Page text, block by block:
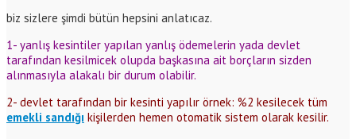
biz sizlere şimdi bütün hepsini anlatıcaz.
1- yanlış kesintiler yapılan yanlış ödemelerin yada devlet
tarafından kesilmicek olupda başkasına ait borçların sizden
alınmasıyla alakalı bir durum olabilir.
2- devlet tarafından bir kesinti yapılır örnek: %2 kesilecek tüm
emekli sandığı kişilerden hemen otomatik sistem olarak kesilir.